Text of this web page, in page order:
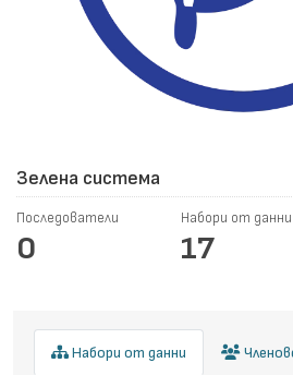
Зелена система
Последователи
0
Набори от данни
17
Набори от данни